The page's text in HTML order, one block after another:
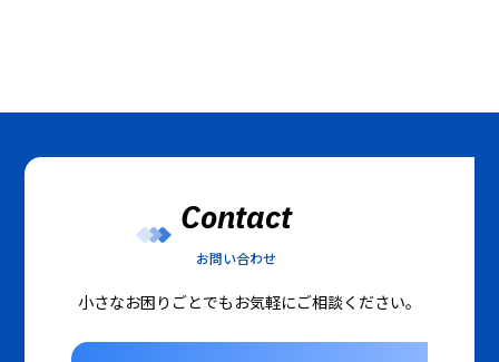
Contact
お問い合わせ
小さなお困りごとでもお気軽にご相談ください。